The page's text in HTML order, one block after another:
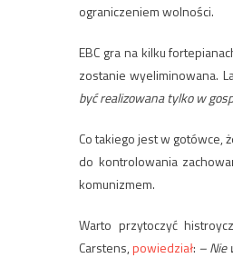
ograniczeniem wolności.
EBC gra na kilku
zostanie wyeliminowana.
być realizowana tylko w
Co takiego jest w
do kontrolowania
komunizmem.
Warto przytoczyć
Carstens,powiedział: – Nie